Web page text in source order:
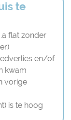
te
flat zonder
en/of
kwam
vorige
is te hoog